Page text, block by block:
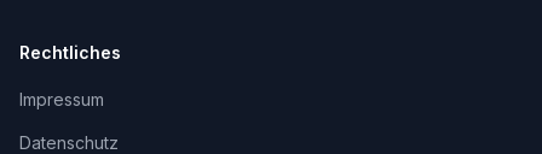
Rechtliches
Impressum
Datenschutz